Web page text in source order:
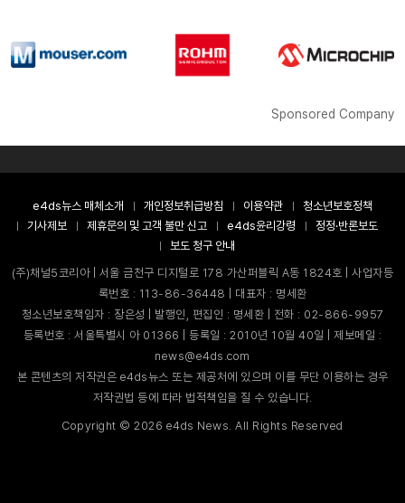
Sponsored Company
e4ds뉴스 매체소개 개인정보취급방침 이용약관
청소년보호정책
기사제보
제휴문의 및 고객 불만 신고 e4ds윤리강령
정정·반론보도
보도 청구 안내
(주)채널5코리아 | 서울 금천구 디지털로 178 가산퍼블릭 A동 1824호 | 사업자등
록번호 : 113-86-36448 | 대표자 : 명세환
청소년보호책임자 : 장은성 | 발행인, 편집인 : 명세환 | 전화 : 02-866-9957
등록번호 : 서울특별시 아 01366 | 등록일 : 2010년 10월 40일 | 제보메일 :
news@e4ds.com
본 콘텐츠의 저작권은 e4ds뉴스 또는 제공처에 있으며 이를 무단 이용하는 경우
저작권법 등에 따라 법적책임을 질 수 있습니다.
Copyright ©2026 e4ds News. All Rights Reserved